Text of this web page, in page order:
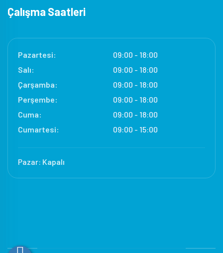
Çalışma Saatleri
Pazartesi:
09:00 - 18:00
Salı:
09:00 - 18:00
Çarşamba:
09:00 - 18:00
Perşembe:
09:00 - 18:00
Cuma:
09:00 - 18:00
Cumartesi:
09:00 - 15:00
Pazar: Kapalı